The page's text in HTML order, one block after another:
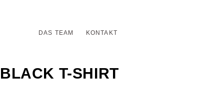
DAS TEAM KONTAKT
BLACK T-SHIRT